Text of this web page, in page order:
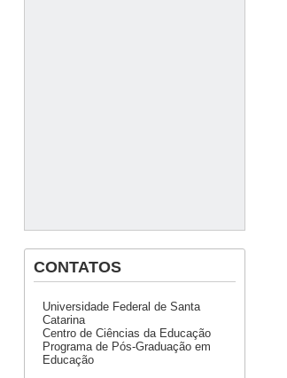
CONTATOS
Universidade Federal de Santa
Catarina
Centro de Ciências da Educação
Programa de Pós-Graduação em
Educação